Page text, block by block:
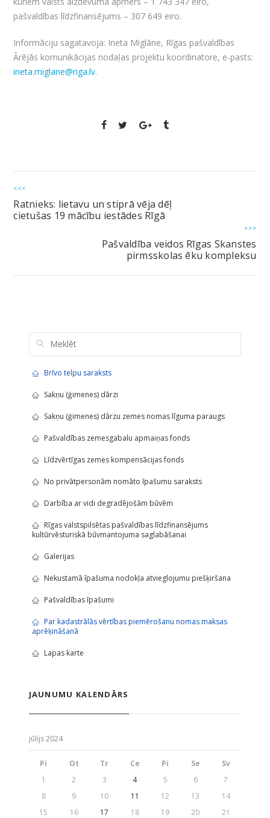
pašvaldības līdzfinansējums – 307 649 eiro.
Informāciju sagatavoja: Ineta Miglāne, Rīgas pašvaldības
Ārējās komunikācijas nodaļas projektu koordinatore, e-pasts:
ineta.miglane@riga.lv.
<<<
Ratnieks: lietavu un stiprā vēja dēļ
cietušas 19 mācību iestādes Rīgā
>>>
Pašvaldība veidos Rīgas Skanstes
pirmsskolas ēku kompleksu
Brīvo telpu saraksts
Sakņu (ģimenes) dārzi
Sakņu (ģimenes) dārzu zemes nomas līguma paraugs
Pašvaldības zemesgabalu apmaiņas fonds
Līdzvērtīgas zemes kompensācijas fonds
No privātpersonām nomāto īpašumu saraksts
Darbība ar vidi degradējošām būvēm
Rīgas valstspilsētas pašvaldības līdzfinansējums
kultūrvēsturiskā būvmantojuma saglabāšanai
Galerijas
Nekustamā īpašuma nodokļa atvieglojumu piešķiršana
Pašvaldības īpašumi
Par kadastrālās vērtības piemērošanu nomas maksas
aprēķināšanā
Lapas karte
JAUNUMU KALENDĀRS
jūlijs 2024
Pi Ot Tr Ce Pi Se
Sv
1
2 3 4 5 6
7
8
9 10 11 12 13
14
15
16 17 18 19 20
21